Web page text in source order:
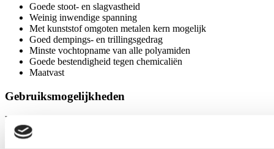
Goede stoot- en slagvastheid
Weinig inwendige spanning
Met kunststof omgoten metalen kern mogelijk
Goed dempings- en trillingsgedrag
Minste vochtopname van alle polyamiden
Goede bestendigheid tegen chemicaliën
Maatvast
Gebruiksmogelijkheden
Murdopol®, beige
Tandwielen met staalkern